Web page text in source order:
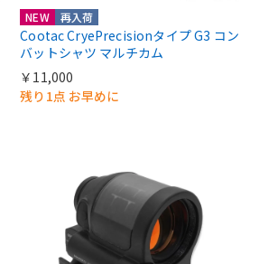
NEW 再入荷
Cootac CryePrecisionタイプ G3 コン
バットシャツ マルチカム
￥11,000
残り1点 お早めに